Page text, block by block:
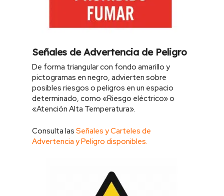
Señales de Advertencia de Peligro
De forma triangular con fondo amarillo y
pictogramas en negro, advierten sobre
posibles riesgos o peligros en un espacio
determinado, como «Riesgo eléctrico» o
«Atención Alta Temperatura».
Consulta las Señales y Carteles de
Advertencia y Peligro disponibles.